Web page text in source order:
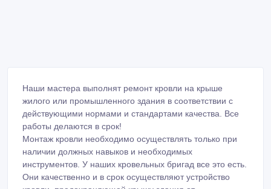
Наши мастера выполнят ремонт кровли на крыше
жилого или промышленного здания в соответствии с
действующими нормами и стандартами качества. Все
работы делаются в срок!
Монтаж кровли необходимо осуществлять только при
наличии должных навыков и необходимых
инструментов. У наших кровельных бригад все это есть.
Они качественно и в срок осуществляют устройство